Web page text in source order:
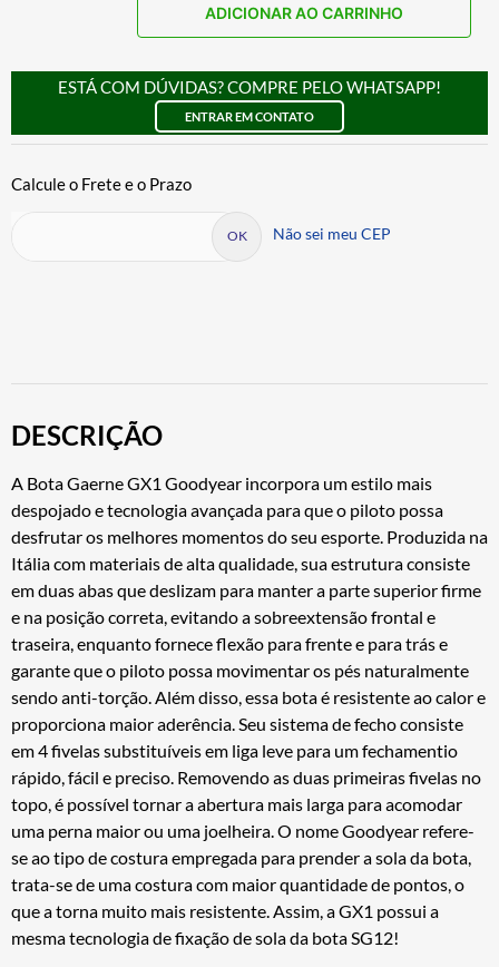
ADICIONAR AO CARRINHO
ESTÁ COM DÚVIDAS? COMPRE PELO WHATSAPP!
ENTRAR EM CONTATO
Não sei meu CEP
DESCRIÇÃO
A Bota Gaerne GX1 Goodyear incorpora um estilo mais
despojado e tecnologia avançada para que o piloto possa
desfrutar os melhores momentos do seu esporte. Produzida na
Itália com materiais de alta qualidade, sua estrutura consiste
em duas abas que deslizam para manter a parte superior firme
e na posição correta, evitando a sobreextensão frontal e
traseira, enquanto fornece flexão para frente e para trás e
garante que o piloto possa movimentar os pés naturalmente
sendo anti-torção. Além disso, essa bota é resistente ao calor e
proporciona maior aderência. Seu sistema de fecho consiste
em 4 fivelas substituíveis em liga leve para um fechamentio
rápido, fácil e preciso. Removendo as duas primeiras fivelas no
topo, é possível tornar a abertura mais larga para acomodar
uma perna maior ou uma joelheira. O nome Goodyear refere-
se ao tipo de costura empregada para prender a sola da bota,
trata-se de uma costura com maior quantidade de pontos, o
que a torna muito mais resistente. Assim, a GX1 possui a
mesma tecnologia de fixação de sola da bota SG12!